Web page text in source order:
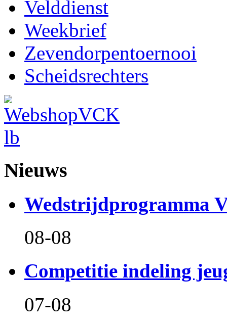
Velddienst
Weekbrief
Zevendorpentoernooi
Scheidsrechters
Nieuws
Wedstrijdprogramma
08-08
Competitie indeling
07-08